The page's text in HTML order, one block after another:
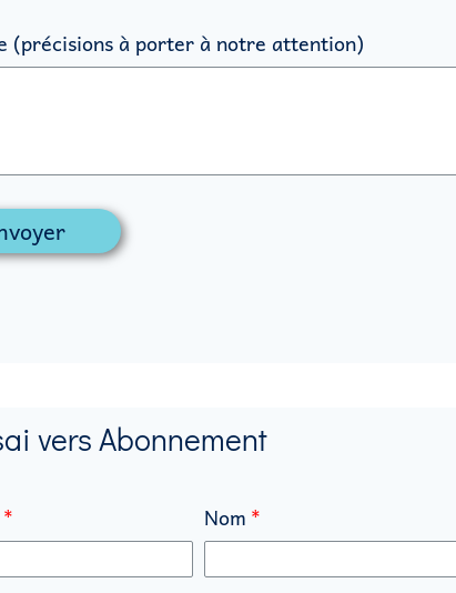
(précisions à porter à notre attention)
vers Abonnement
Nom